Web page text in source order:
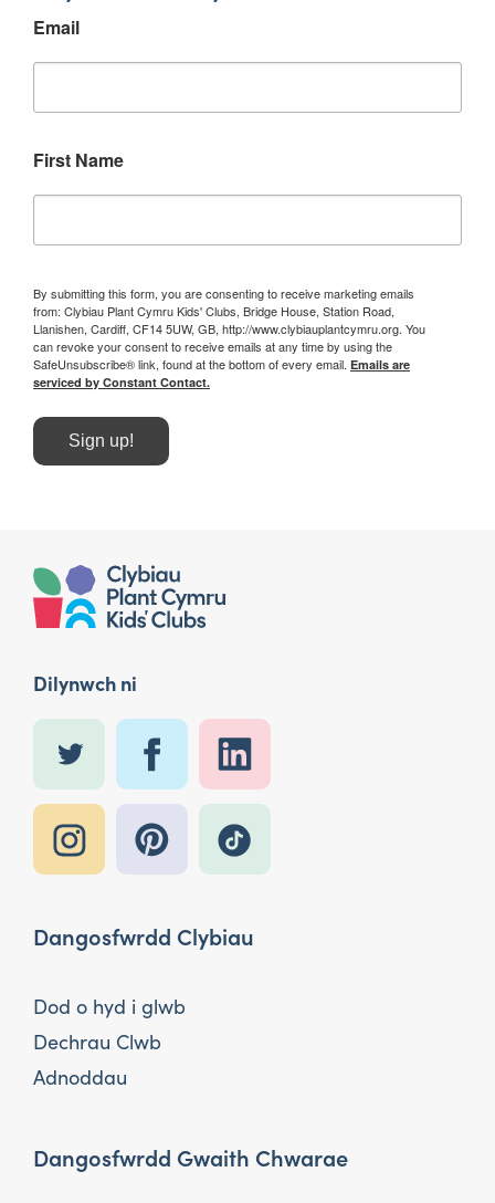
Email
First Name
By submitting this form, you are consenting to receive marketing emails
from: Clybiau Plant Cymru Kids' Clubs, Bridge House, Station Road,
Llanishen, Cardiff, CF14 5UW, GB, http://www.clybiauplantcymru.org. You
can revoke your consent to receive emails at any time by using the
SafeUnsubscribe® link, found at the bottom of every email. Emails are
serviced by Constant Contact.
Sign up!
Dilynwch ni
Dangosfwrdd Clybiau
Dod o hyd i glwb
Dechrau Clwb
Adnoddau
Dangosfwrdd Gwaith Chwarae